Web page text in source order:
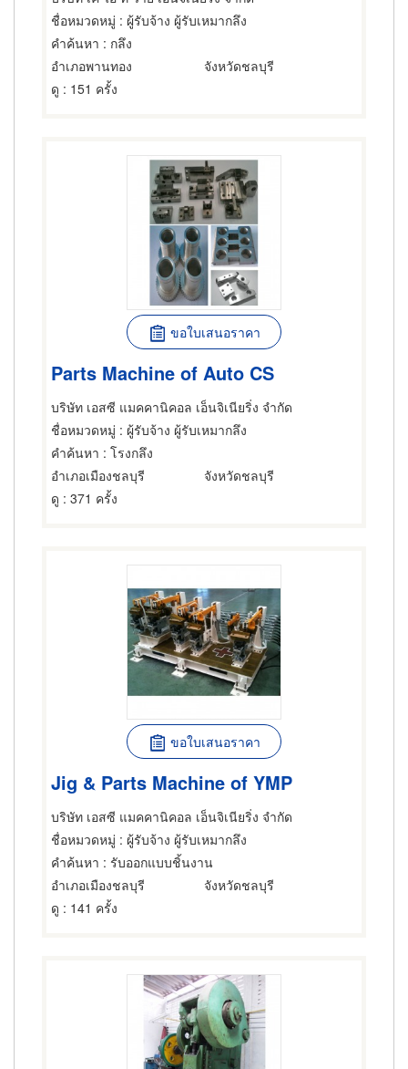
ชื่อหมวดหมู่ : ผู้รับจ้าง ผู้รับเหมากลึง
คำค้นหา : กลึง
อำเภอพานทอง
จังหวัดชลบุรี
ดู : 151 ครั้ง
ขอใบเสนอราคา
Parts Machine of Auto CS
บริษัท เอสซี แมคคานิคอล เอ็นจิเนียริ่ง จำกัด
ชื่อหมวดหมู่ : ผู้รับจ้าง ผู้รับเหมากลึง
คำค้นหา : โรงกลึง
อำเภอเมืองชลบุรี
จังหวัดชลบุรี
ดู : 371 ครั้ง
ขอใบเสนอราคา
Jig & Parts Machine of YMP
บริษัท เอสซี แมคคานิคอล เอ็นจิเนียริ่ง จำกัด
ชื่อหมวดหมู่ : ผู้รับจ้าง ผู้รับเหมากลึง
คำค้นหา : รับออกแบบชิ้นงาน
อำเภอเมืองชลบุรี
จังหวัดชลบุรี
ดู : 141 ครั้ง